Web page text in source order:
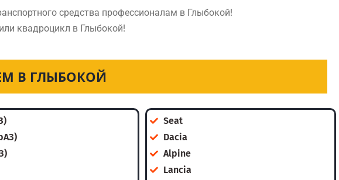
средства профессионалам в Глыбокой!
квадроцикл в Глыбокой!
В ГЛЫБОКОЙ
Seat
Dacia
Alpine
Lancia